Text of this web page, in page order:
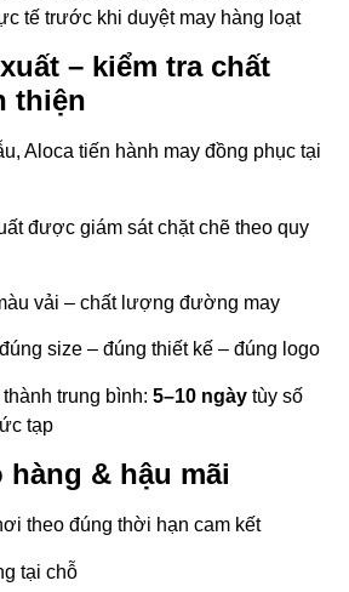
tế trước khi duyệt may hàng loạt
– kiểm tra chất
thiện
Aloca tiến hành may đồng phục tại
được giám sát chặt chẽ theo quy
vải – chất lượng đường may
size – đúng thiết kế – đúng logo
trung bình: 5–10 ngày tùy số
tạp
& hậu mãi
theo đúng thời hạn cam kết
tại chỗ